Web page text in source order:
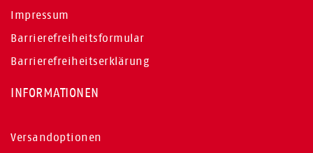
Impressum
Barrierefreiheitsformular
Barrierefreiheitserklärung
INFORMATIONEN
Versandoptionen